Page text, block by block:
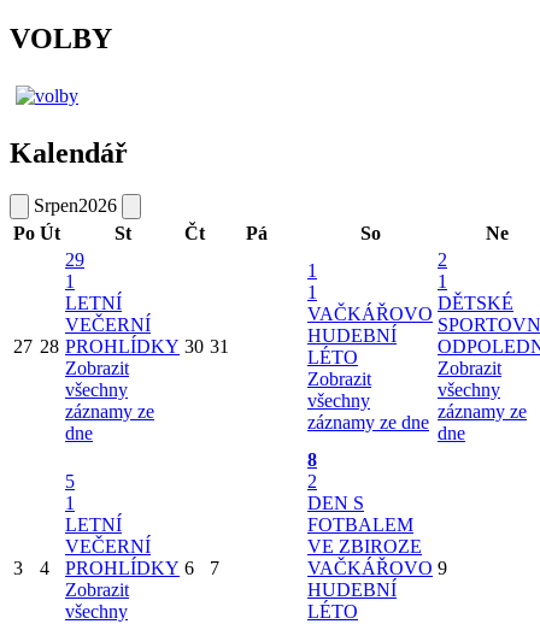
VOLBY
Kalendář
Srpen2026
Po Út St Čt Pá So Ne
27 28
29
1
LETNÍ
VEČERNÍ
PROHLÍDKY
Zobrazit
všechny
záznamy ze
dne
30 31
1
1
VAČKÁŘOVO
HUDEBNÍ
LÉTO
Zobrazit
všechny
záznamy ze dne
2
1
DĚTSKÉ
Zobrazit
všechny
záznamy ze
dne
3 4
5
1
LETNÍ
VEČERNÍ
PROHLÍDKY
Zobrazit
všechny
6 7
8
2
DEN S
FOTBALEM
VE ZBIROZE
VAČKÁŘOVO
HUDEBNÍ
LÉTO
9